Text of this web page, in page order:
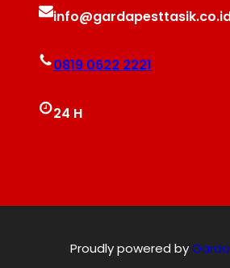
0819 0622 2221
24 H
Proudly powered by